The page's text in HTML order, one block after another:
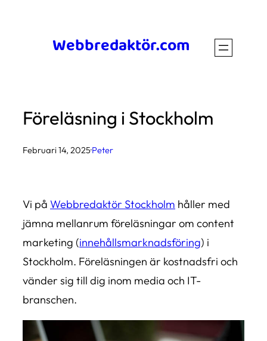
Webbredaktör.com
Föreläsning i Stockholm
Februari 14, 2025·Peter
Vi på Webbredaktör Stockholm håller med
jämna mellanrum föreläsningar om content
marketing (innehållsmarknadsföring) i
Stockholm. Föreläsningen är kostnadsfri och
vänder sig till dig inom media och IT-
branschen.